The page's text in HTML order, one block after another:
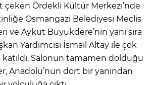
çeken Ördekli Kültür Merkezi’nde
Osmangazi Belediyesi Meclis
ve Aykut Büyükdere’nin yanı sıra
Yardımcısı İsmail Altay ile çok
katıldı. Salonun tamamen dolduğu
Anadolu’nun dört bir yanından